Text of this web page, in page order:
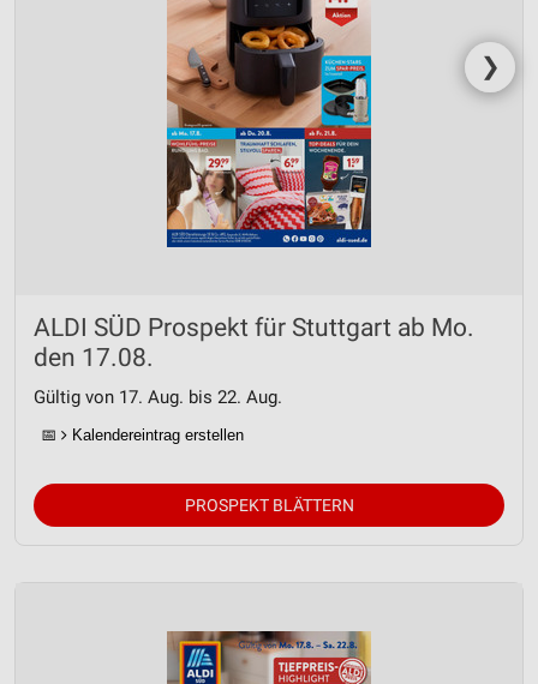
❯
ALDI SÜD Prospekt für Stuttgart ab Mo.
den 17.08.
Gültig von 17. Aug. bis 22. Aug.
📅 Kalendereintrag erstellen
PROSPEKT BLÄTTERN